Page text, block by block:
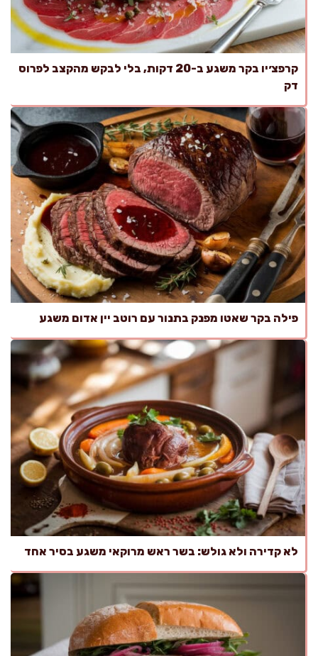
קרפצ׳יו בקר משגע ב-20 דקות, בלי לבקש מהקצב לפרוס
דק
פילה בקר שאטו מפנק בתנור עם רוטב יין אדום משגע
לא קדירה ולא גולש: בשר ראש מרוקאי משגע בסיר אחד